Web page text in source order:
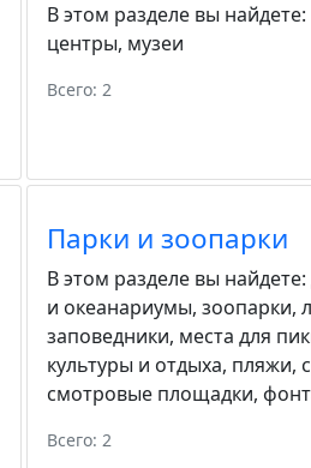
В этом разделе вы найдете:
центры, музеи
Всего: 2
Парки и зоопарки
В этом разделе вы найдете:
и океанариумы, зоопарки,
заповедники, места для
культуры и отдыха, пляжи,
смотровые площадки,
Всего: 2